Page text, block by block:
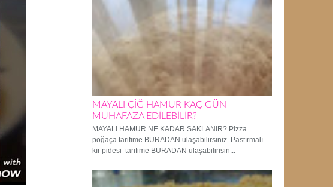
MAYALI ÇİĞ HAMUR KAÇ GÜN
MUHAFAZA EDİLEBİLİR?
MAYALI HAMUR NE KADAR SAKLANIR? Pizza
poğaça tarifime BURADAN ulaşabilirsiniz. Pastırmalı
kır pidesi tarifime BURADAN ulaşabilirisin...